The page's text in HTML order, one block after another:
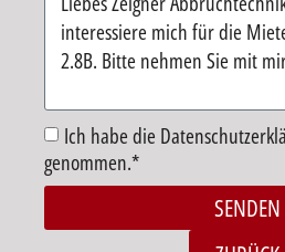
Ich habe die
genommen.*
SENDEN